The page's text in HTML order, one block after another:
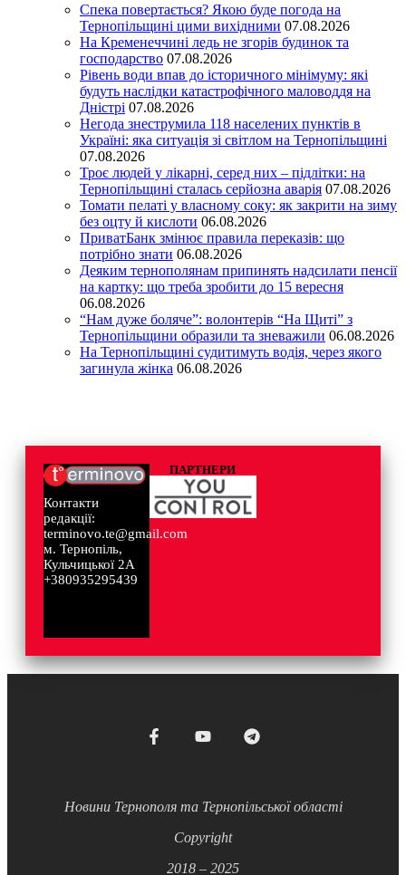
Спека повертається? Якою буде погода на
Тернопільщині цими вихідними 07.08.2026
На Кременеччині ледь не згорів будинок та
господарство 07.08.2026
Рівень води впав до історичного мінімуму: які
будуть наслідки катастрофічного маловоддя на
Дністрі 07.08.2026
Негода знеструмила 118 населених пунктів в
Україні: яка ситуація зі світлом на Тернопільщині
07.08.2026
Троє людей у лікарні, серед них – підлітки: на
Тернопільщині сталась серйозна аварія 07.08.2026
Томати пелаті у власному соку: як закрити на зиму
без оцту й кислоти 06.08.2026
ПриватБанк змінює правила переказів: що
потрібно знати 06.08.2026
Деяким тернополянам припинять надсилати пенсії
на картку: що треба зробити до 15 вересня
06.08.2026
“Нам дуже боляче”: волонтерів “На Щиті” з
Тернопільщини образили та зневажили 06.08.2026
На Тернопільщині судитимуть водія, через якого
загинула жінка 06.08.2026
Контакти
редакції:
terminovo.te@gmail.com
м. Тернопіль,
Кульчицької 2А
+380935295439
ПАРТНЕРИ
Новини Тернополя та Тернопільської області
Copyright
2018 – 2025